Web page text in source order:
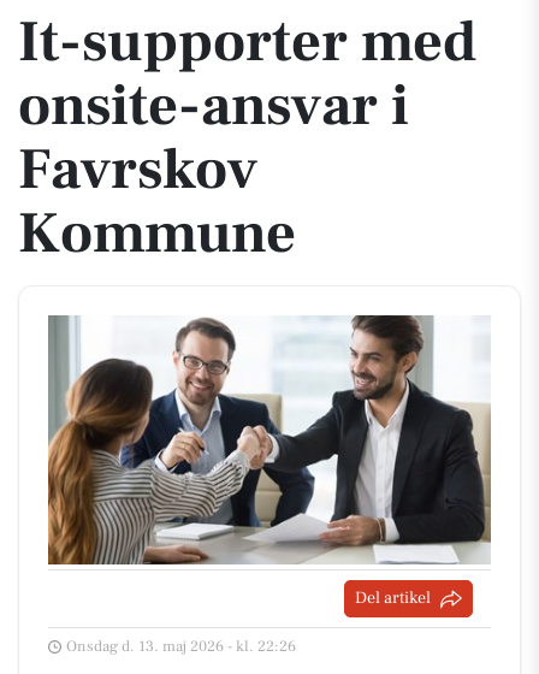
It-supporter med
onsite-ansvar i
Favrskov
Kommune
Del artikel
Onsdag d. 13. maj 2026 - kl. 22:26